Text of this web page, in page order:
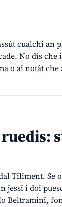
cualchi an
No dîs
o ai notât
Tiliment. Se
jessi i doi
Beltramini,